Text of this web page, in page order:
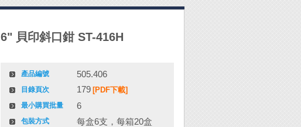
6" 貝印斜口鉗 ST-416H
產品編號 505.406
目錄頁次 179 [PDF下載]
最小購買批量 6
包裝方式 每盒6支，每箱20盒